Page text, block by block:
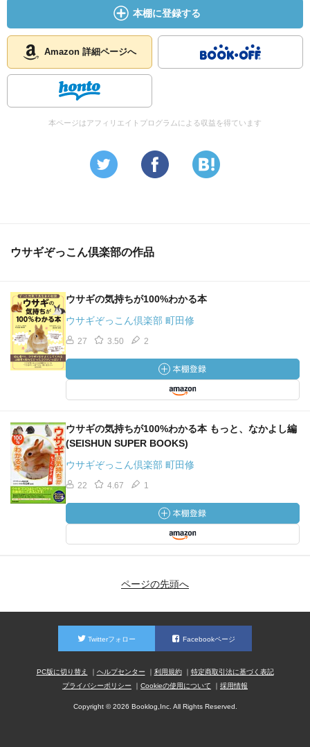
本棚に登録する
Amazon 詳細ページへ
本ページはアフィリエイトプログラムによる収益を得ています
ウサギぞっこん倶楽部の作品
ウサギの気持ちが100%わかる本
ウサギぞっこん倶楽部 町田修
27 3.50 2
ウサギの気持ちが100%わかる本 もっと、なかよし編
(SEISHUN SUPER BOOKS)
ウサギぞっこん倶楽部 町田修
22 4.67 1
ページの先頭へ
Twitterフォロー Facebookページ
PC版に切り替え ヘルプセンター 利用規約
特定商取引法に基づく表記
プライバシーポリシー
Cookieの使用について 採用情報
Copyright © 2026 Booklog,Inc. All Rights Reserved.